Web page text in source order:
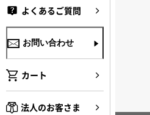
よくあるご質問
お問い合わせ
カート
法人のお客さま